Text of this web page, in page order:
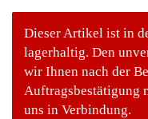
Dieser Artikel ist in
lagerhaltig. Den
wir Ihnen nach der
Auftragsbestätigung
uns in Verbindung.